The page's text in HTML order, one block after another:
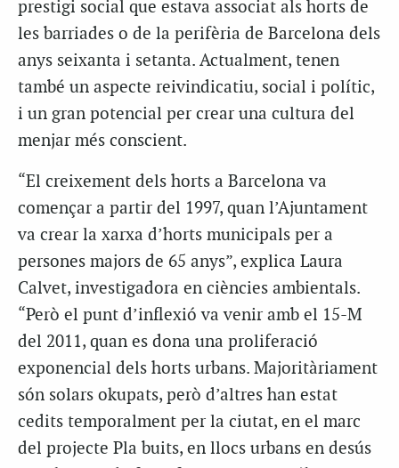
prestigi social que estava associat als horts de
les barriades o de la perifèria de Barcelona dels
anys seixanta i setanta. Actualment, tenen
també un aspecte reivindicatiu, social i polític,
i un gran potencial per crear una cultura del
menjar més conscient.
“El creixement dels horts a Barcelona va
començar a partir del 1997, quan l’Ajuntament
va crear la xarxa d’horts municipals per a
persones majors de 65 anys”, explica Laura
Calvet, investigadora en ciències ambientals.
“Però el punt d’inflexió va venir amb el 15-M
del 2011, quan es dona una proliferació
exponencial dels horts urbans. Majoritàriament
són solars okupats, però d’altres han estat
cedits temporalment per la ciutat, en el marc
del projecte Pla buits, en llocs urbans en desús